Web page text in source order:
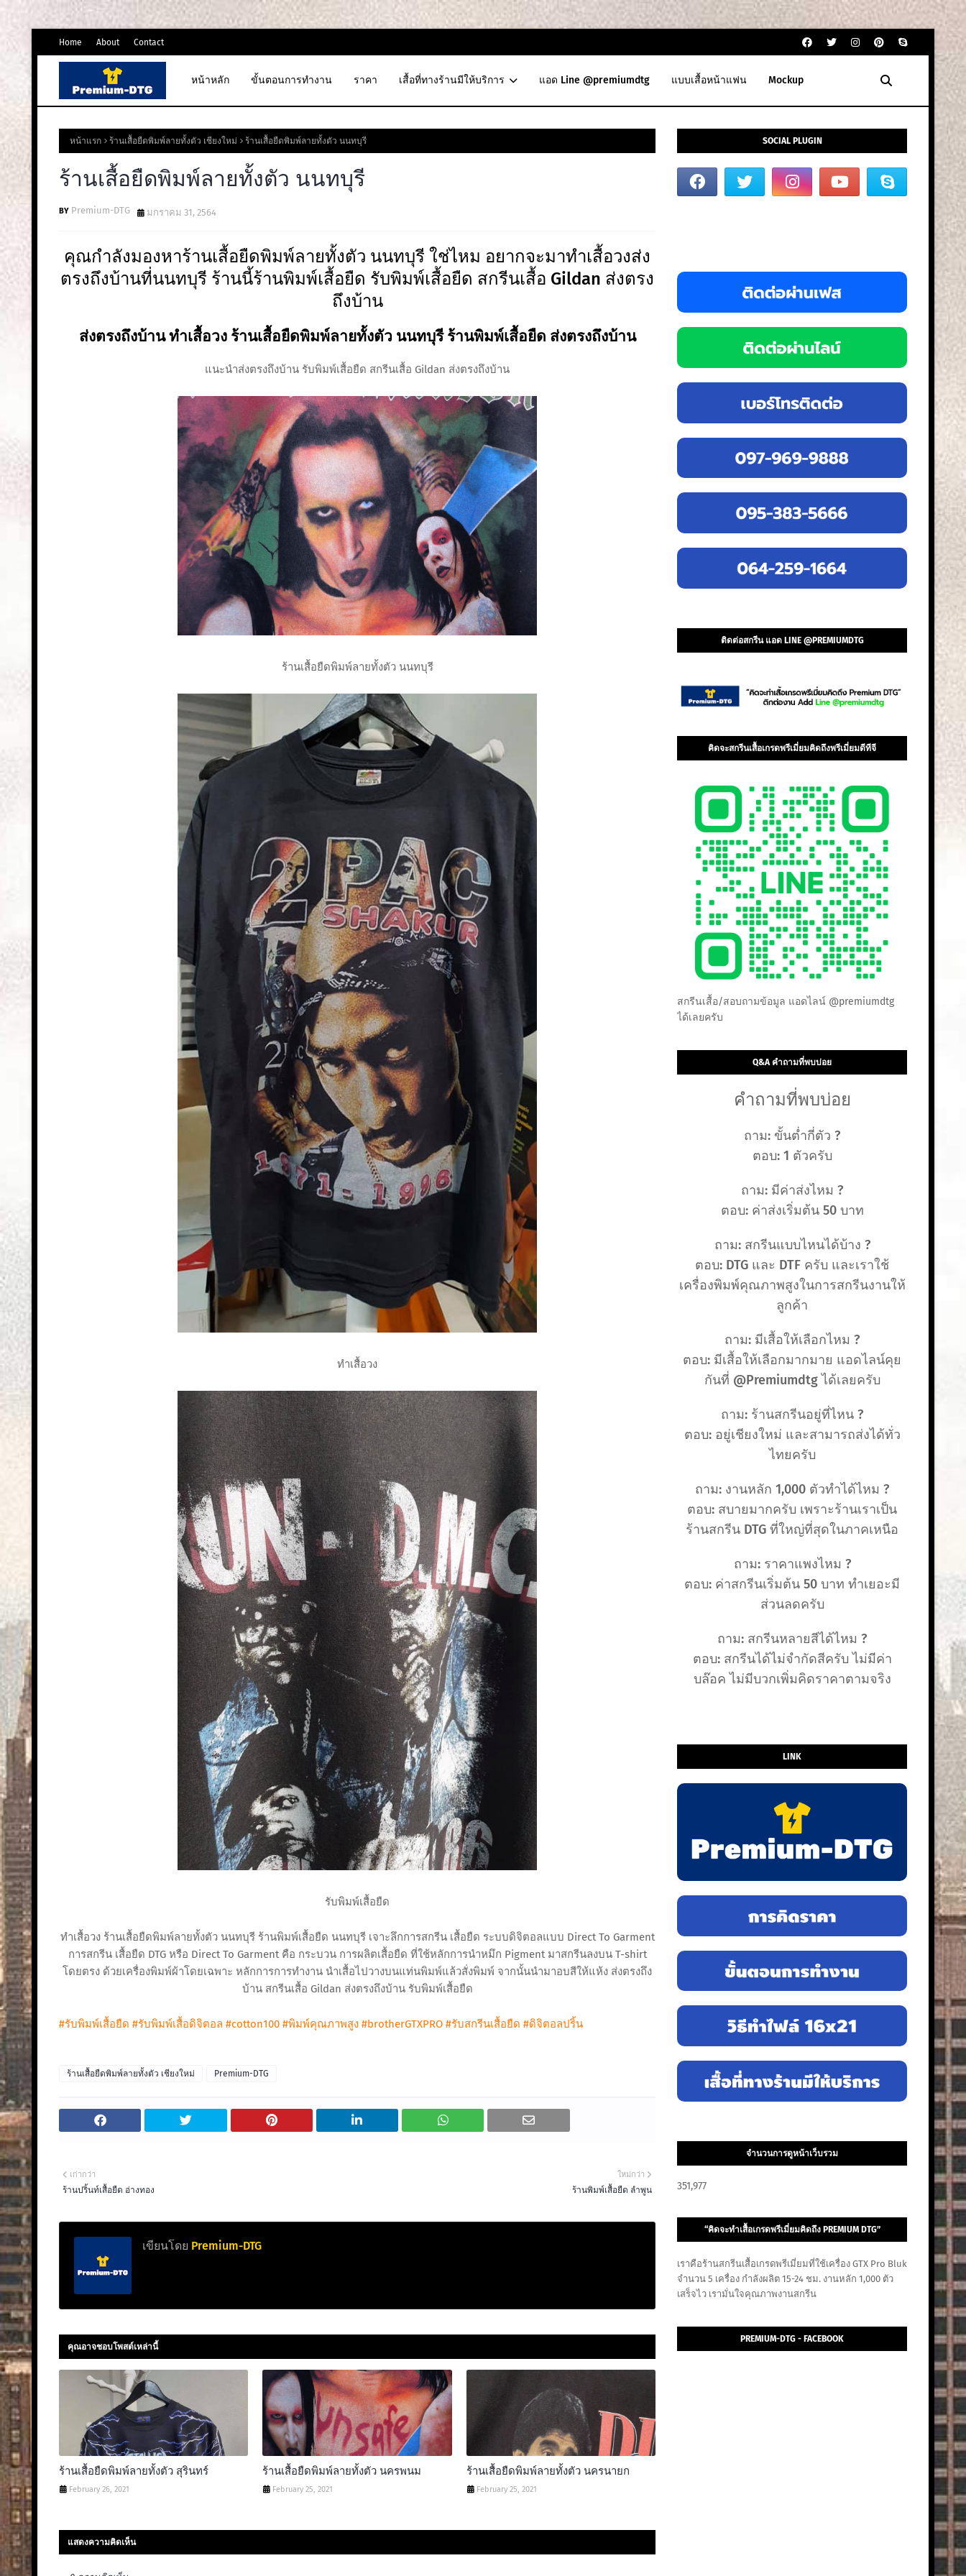
Home About Contact
หน้าหลัก ขั้นตอนการทำงาน ราคา เสื้อที่ทางร้านมีให้บริการ แอด Line @premiumdtg แบบเสื้อหน้าแฟน Mockup
หน้าแรก ร้านเสื้อยืดพิมพ์ลายทั้งตัว เชียงใหม่ ร้านเสื้อยืดพิมพ์ลายทั้งตัว นนทบุรี
ร้านเสื้อยืดพิมพ์ลายทั้งตัว นนทบุรี
Premium-DTG มกราคม 31, 2564
คุณกำลังมองหาร้านเสื้อยืดพิมพ์ลายทั้งตัว นนทบุรี ใช่ไหม อยากจะมาทำเสื้อวงส่ง
ตรงถึงบ้านที่นนทบุรี ร้านนี้ร้านพิมพ์เสื้อยืด รับพิมพ์เสื้อยืด สกรีนเสื้อ Gildan ส่งตรง
ถึงบ้าน
ส่งตรงถึงบ้าน ทำเสื้อวง ร้านเสื้อยืดพิมพ์ลายทั้งตัว นนทบุรี ร้านพิมพ์เสื้อยืด ส่งตรงถึงบ้าน
แนะนำส่งตรงถึงบ้าน รับพิมพ์เสื้อยืด สกรีนเสื้อ Gildan ส่งตรงถึงบ้าน
ร้านเสื้อยืดพิมพ์ลายทั้งตัว นนทบุรี
ทำเสื้อวง
รับพิมพ์เสื้อยืด
ทำเสื้อวง ร้านเสื้อยืดพิมพ์ลายทั้งตัว นนทบุรี ร้านพิมพ์เสื้อยืด นนทบุรี เจาะลึกการสกรีน เสื้อยืด ระบบดิจิตอลแบบ Direct To Garment​
การสกรีน เสื้อยืด DTG หรือ Direct To Garment คือ กระบวน การผลิตเสื้อยืด ที่ใช้หลักการนำหมึก Pigment มาสกรีนลงบน T-shirt
โดยตรง ด้วยเครื่องพิมพ์ผ้าโดยเฉพาะ หลักการการทำงาน นำเสื้อไปวางบนแท่นพิมพ์แล้วสั่งพิมพ์ จากนั้นนำมาอบสีให้แห้ง ส่งตรงถึง
บ้าน สกรีนเสื้อ Gildan ส่งตรงถึงบ้าน รับพิมพ์เสื้อยืด
#รับพิมพ์เสื้อยืด #รับพิมพ์เสื้อดิจิตอล #cotton100 #พิมพ์คุณภาพสูง #brotherGTXPRO #รับสกรีนเสื้อยืด #ดิจิตอลปริ้น
ร้านเสื้อยืดพิมพ์ลายทั้งตัว เชียงใหม่ Premium-DTG
ใหม่กว่า
ร้านพิมพ์เสื้อยืด ลำพูน
เก่ากว่า
ร้านปริ้นท์เสื้อยืด อ่างทอง
เขียนโดย Premium-DTG
คุณอาจชอบโพสต์เหล่านี้
ร้านเสื้อยืดพิมพ์ลายทั้งตัว สุรินทร์
February 26, 2021
ร้านเสื้อยืดพิมพ์ลายทั้งตัว นครพนม
February 25, 2021
ร้านเสื้อยืดพิมพ์ลายทั้งตัว นครนายก
February 25, 2021
แสดงความคิดเห็น
SOCIAL PLUGIN
ติดต่อสกรีน แอด LINE @PREMIUMDTG
คิดจะสกรีนเสื้อเกรดพรีเมี่ยมคิดถึงพรีเมี่ยมดีทีจี
สกรีนเสื้อ/สอบถามข้อมูล แอดไลน์ @premiumdtg
ได้เลยครับ
Q&A คำถามที่พบบ่อย
คำถามที่พบบ่อย
ถาม: ขั้นต่ำกี่ตัว ?
ตอบ: 1 ตัวครับ
ถาม: มีค่าส่งไหม ?
ตอบ: ค่าส่งเริ่มต้น 50 บาท
ถาม: สกรีนแบบไหนได้บ้าง ?
ตอบ: DTG และ DTF ครับ และเราใช้
เครื่องพิมพ์คุณภาพสูงในการสกรีนงานให้
ลูกค้า
ถาม: มีเสื้อให้เลือกไหม ?
ตอบ: มีเสื้อให้เลือกมากมาย แอดไลน์คุย
กันที่ @Premiumdtg ได้เลยครับ
ถาม: ร้านสกรีนอยู่ที่ไหน ?
ตอบ: อยู่เชียงใหม่ และสามารถส่งได้ทั่ว
ไทยครับ
ถาม: งานหลัก 1,000 ตัวทำได้ไหม ?
ตอบ: สบายมากครับ เพราะร้านเราเป็น
ร้านสกรีน DTG ที่ใหญ่ที่สุดในภาคเหนือ
ถาม: ราคาแพงไหม ?
ตอบ: ค่าสกรีนเริ่มต้น 50 บาท ทำเยอะมี
ส่วนลดครับ
ถาม: สกรีนหลายสีได้ไหม ?
ตอบ: สกรีนได้ไม่จำกัดสีครับ ไม่มีค่า
บล๊อค ไม่มีบวกเพิ่มคิดราคาตามจริง
LINK
จำนวนการดูหน้าเว็บรวม
351,977
“คิดจะทำเสื้อเกรดพรีเมี่ยมคิดถึง PREMIUM DTG”
เราคือร้านสกรีนเสื้อเกรดพรีเมี่ยมที่ใช้เครื่อง GTX Pro Bluk
จำนวน 5 เครื่อง กำลังผลิต 15-24 ชม. งานหลัก 1,000 ตัว
เสร็จไว เรามั่นใจคุณภาพงานสกรีน
PREMIUM-DTG - FACEBOOK